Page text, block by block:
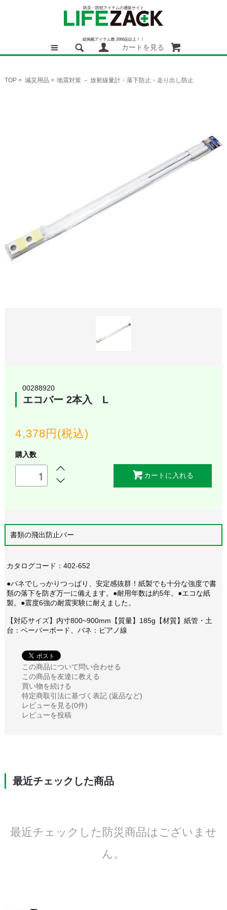
防災・防犯アイテムの通販サイト
総掲載アイテム数 2000品以上！！
カートを見る
TOP > 減災用品 > 地震対策 － 放射線量計・落下防止・走り出し防止
00288920
エコバー 2本入 L
4,378円(税込)
購入数
カートに入れる
書類の飛出防止バー
カタログコード：402-652
●バネでしっかりつっぱり、安定感抜群！紙製でも十分な強度で書
類の落下を防ぎ万一に備えます。●耐用年数は約5年。●エコな紙
製。●震度6強の耐震実験に耐えました。
【対応サイズ】内寸800~900mm【質量】185g【材質】紙管・土
台：ペーパーボード、バネ：ピアノ線
この商品について問い合わせる
この商品を友達に教える
買い物を続ける
特定商取引法に基づく表記 (返品など)
レビューを見る(0件)
レビューを投稿
最近チェックした商品
最近チェックした防災商品はございませ
ん。